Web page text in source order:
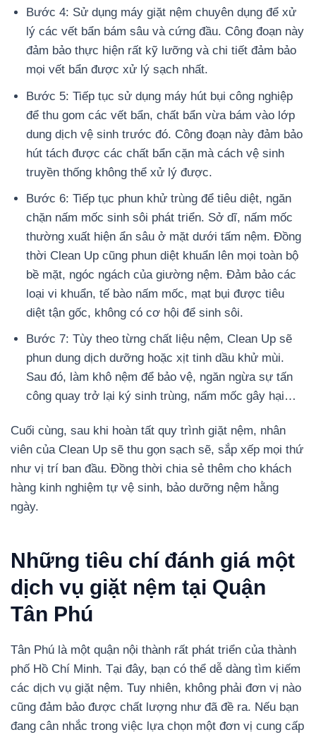
Bước 4: Sử dụng máy giặt nệm chuyên dụng để xử
lý các vết bẩn bám sâu và cứng đầu. Công đoạn này
đảm bảo thực hiện rất kỹ lưỡng và chi tiết đảm bảo
mọi vết bẩn được xử lý sạch nhất.
Bước 5: Tiếp tục sử dụng máy hút bụi công nghiệp
để thu gom các vết bẩn, chất bẩn vừa bám vào lớp
dung dịch vệ sinh trước đó. Công đoạn này đảm bảo
hút tách được các chất bẩn cặn mà cách vệ sinh
truyền thống không thể xử lý được.
Bước 6: Tiếp tục phun khử trùng để tiêu diệt, ngăn
chặn nấm mốc sinh sôi phát triển. Sở dĩ, nấm mốc
thường xuất hiện ẩn sâu ở mặt dưới tấm nệm. Đồng
thời Clean Up cũng phun diệt khuẩn lên mọi toàn bộ
bề mặt, ngóc ngách của giường nệm. Đảm bảo các
loại vi khuẩn, tế bào nấm mốc, mạt bụi được tiêu
diệt tận gốc, không có cơ hội để sinh sôi.
Bước 7: Tùy theo từng chất liệu nệm, Clean Up sẽ
phun dung dịch dưỡng hoặc xịt tinh dầu khử mùi.
Sau đó, làm khô nệm để bảo vệ, ngăn ngừa sự tấn
công quay trở lại ký sinh trùng, nấm mốc gây hại…
Cuối cùng, sau khi hoàn tất quy trình giặt nệm, nhân
viên của Clean Up sẽ thu gọn sạch sẽ, sắp xếp mọi thứ
như vị trí ban đầu. Đồng thời chia sẻ thêm cho khách
hàng kinh nghiệm tự vệ sinh, bảo dưỡng nệm hằng
ngày.
Những tiêu chí đánh giá một
dịch vụ giặt nệm tại Quận
Tân Phú
Tân Phú là một quận nội thành rất phát triển của thành
phố Hồ Chí Minh. Tại đây, bạn có thể dễ dàng tìm kiếm
các dịch vụ giặt nệm. Tuy nhiên, không phải đơn vị nào
cũng đảm bảo được chất lượng như đã đề ra. Nếu bạn
đang cân nhắc trong việc lựa chọn một đơn vị cung cấp